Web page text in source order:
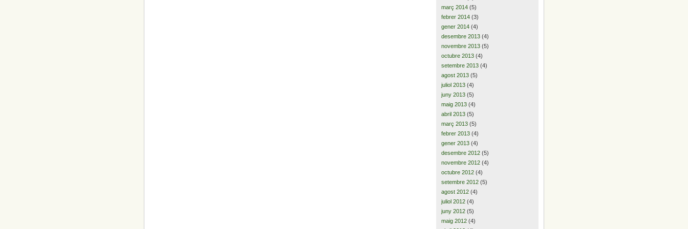
març 2014 (5)
febrer 2014 (3)
gener 2014 (4)
desembre 2013 (4)
novembre 2013 (5)
octubre 2013 (4)
setembre 2013 (4)
agost 2013 (5)
juliol 2013 (4)
juny 2013 (5)
maig 2013 (4)
abril 2013 (5)
març 2013 (5)
febrer 2013 (4)
gener 2013 (4)
desembre 2012 (5)
novembre 2012 (4)
octubre 2012 (4)
setembre 2012 (5)
agost 2012 (4)
juliol 2012 (4)
juny 2012 (5)
maig 2012 (4)